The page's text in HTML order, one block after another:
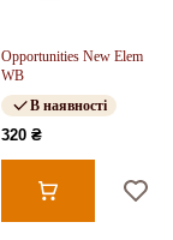
Opportunities New Elem
WB
В наявності
320 ₴